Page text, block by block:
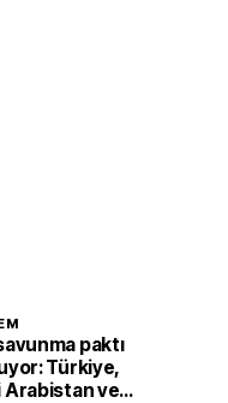
paktı
Türkiye,
Arabistan ve